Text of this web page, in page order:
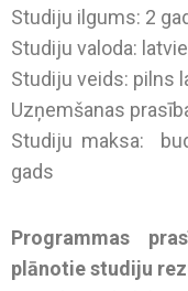
Studiju ilgums: 2
Studiju valoda:
Studiju veids: pilns
Uzņemšanas
Studiju maksa:
gads
Programmas
plānotie studiju